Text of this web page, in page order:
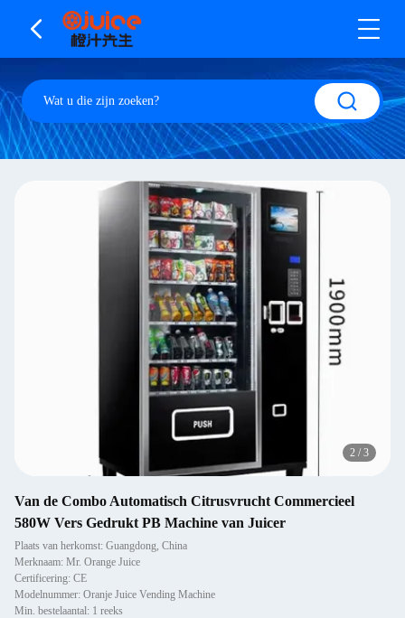
2 / 3
Van de Combo Automatisch Citrusvrucht Commercieel
580W Vers Gedrukt PB Machine van Juicer
Plaats van herkomst: Guangdong, China
Merknaam: Mr. Orange Juice
Certificering: CE
Modelnummer: Oranje Juice Vending Machine
Min. bestelaantal: 1 reeks